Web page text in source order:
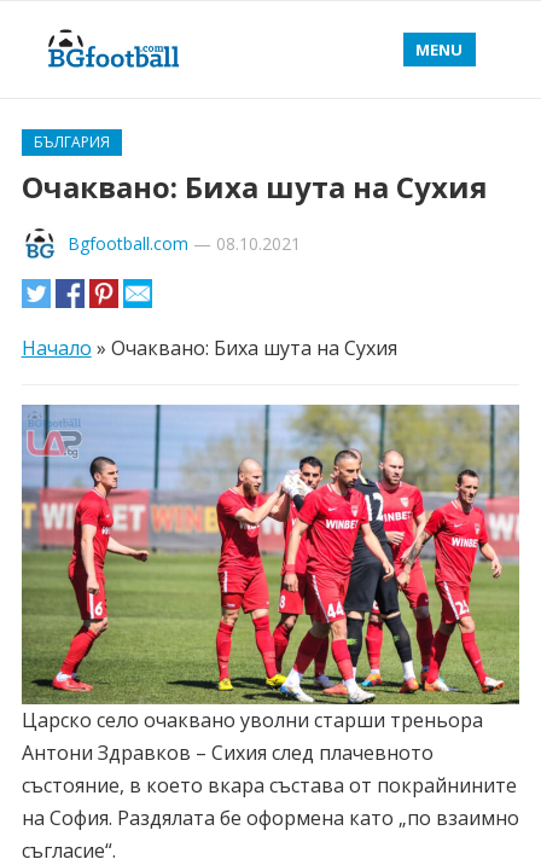
MENU
БЪЛГАРИЯ
Очаквано: Биха шута на Сухия
Bgfootball.com — 08.10.2021
Начало » Очаквано: Биха шута на Сухия
Царско село очаквано уволни старши треньора
Антони Здравков – Сихия след плачевното
състояние, в което вкара състава от покрайнините
на София. Раздялата бе оформена като „по взаимно
съгласие“.